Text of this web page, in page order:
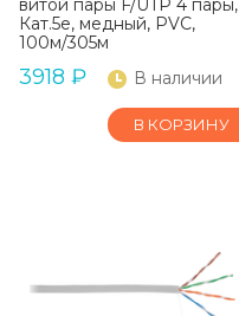
витой пары F/UTP 4 пары,
Кат.5e, медный, PVC,
100м/305м
3918 ₽ В наличии
В КОРЗИНУ